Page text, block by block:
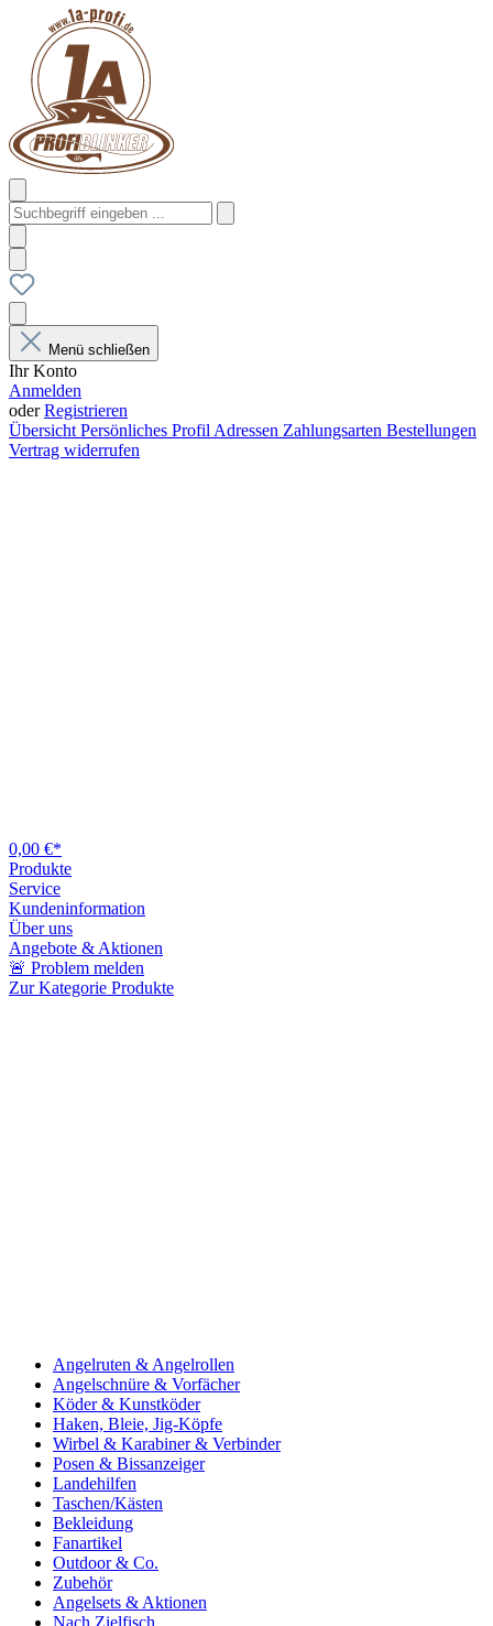
Menü schließen
Ihr Konto
Anmelden
oderRegistrieren
Übersicht Persönliches Profil Adressen Zahlungsarten Bestellungen
Vertrag widerrufen
0,00 €*
Produkte
Service
Kundeninformation
Über uns
Angebote & Aktionen
🚨 Problem melden
Zur Kategorie Produkte
Angelruten & Angelrollen
Angelschnüre & Vorfächer
Köder & Kunstköder
Haken, Bleie, Jig-Köpfe
Wirbel & Karabiner & Verbinder
Posen & Bissanzeiger
Landehilfen
Taschen/Kästen
Bekleidung
Fanartikel
Outdoor & Co.
Zubehör
Angelsets & Aktionen
Nach Zielfisch